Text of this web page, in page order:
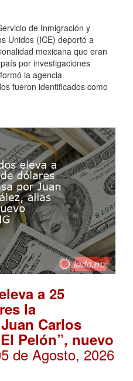
de Inmigración y
Unidos (ICE) deportó a
mexicana que eran
por investigaciones
la agencia
fueron identificados como
a 25
la
Carlos
Pelón”, nuevo
de Agosto, 2026